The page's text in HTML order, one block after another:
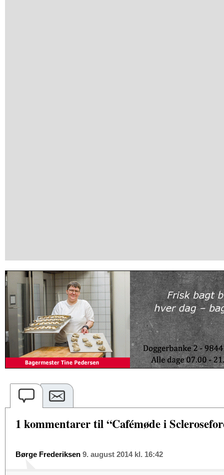
1 kommentarer til “Cafémøde i
Børge Frederiksen 9. august 2014 kl. 16:42